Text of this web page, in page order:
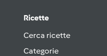
Ricette
Cerca ricette
Categorie